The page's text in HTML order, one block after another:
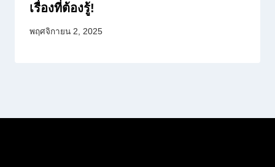
เรื่องที่ต้องรู้!
พฤศจิกายน 2, 2025